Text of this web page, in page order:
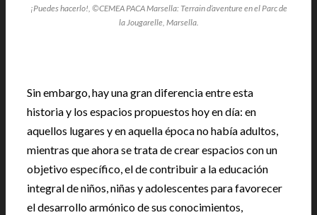
¡Puedes hacerlo!, ©CEMEA PACA Marsella: Terrain d’aventure en el Parc de
la Jougarelle, Marsella.
Sin embargo, hay una gran diferencia entre esta
historia y los espacios propuestos hoy en día: en
aquellos lugares y en aquella época no había adultos,
mientras que ahora se trata de crear espacios con un
objetivo específico, el de contribuir a la educación
integral de niños, niñas y adolescentes para favorecer
el desarrollo armónico de sus conocimientos,